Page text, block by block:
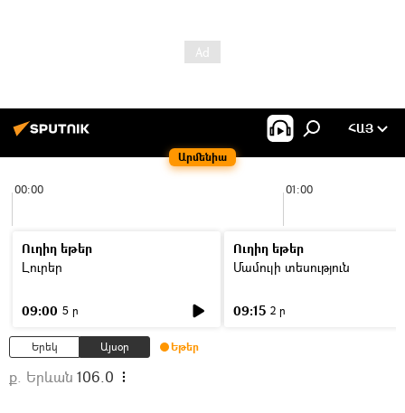
Արմենիա
ՀԱՅ
00:00 01:00
Ուղիղ եթեր
Լուրեր
09:00 5 ր
Ուղիղ եթեր
Մամուլի տեսություն
09:15 2 ր
Երեկ Այսօր Եթեր
ք. Երևան 106.0